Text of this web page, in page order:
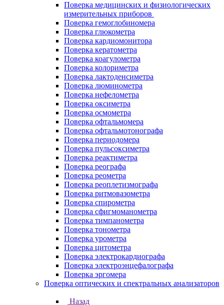
Поверка медицинских и физиологических
измерительных приборов
Поверка гемоглобиномера
Поверка глюкометра
Поверка кардиомонитора
Поверка кератометра
Поверка коагулометра
Поверка колориметра
Поверка лактоденсиметра
Поверка люминометра
Поверка нефелометра
Поверка оксиметра
Поверка осмометра
Поверка офтальмомера
Поверка офтальмотонографа
Поверка периодомера
Поверка пульсоксиметра
Поверка реактиметра
Поверка реографа
Поверка реометра
Поверка реоплетизмографа
Поверка ритмовазометра
Поверка спирометра
Поверка сфигмоманометра
Поверка тимпанометра
Поверка тонометра
Поверка урометра
Поверка цитометра
Поверка электрокардиографа
Поверка электроэнцефалографа
Поверка эргомера
Поверка оптических и спектральных анализаторов
Назад